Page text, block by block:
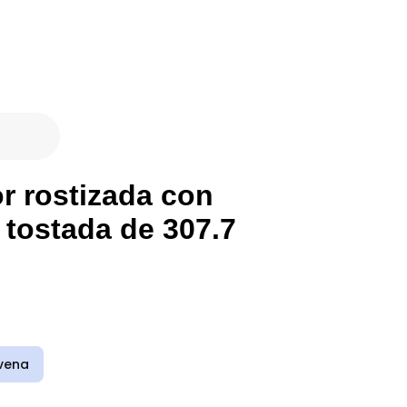
rostizada con
de 307.7